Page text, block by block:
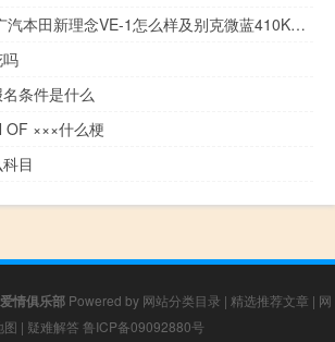
新车资讯：评测 广汽本田新理念VE-1怎么样及别克微蓝410KM怎么样
条件是什么
OF ×××什么梗
目
爱情俱乐部 Powered by 网站分类目录 | 精选推荐文章 | 网
图 | 疑难解答 鲁ICP备09092880号